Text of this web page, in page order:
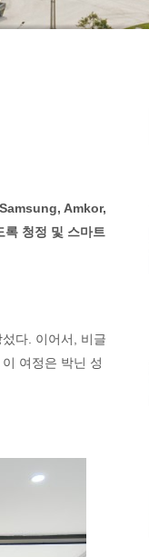
Amkor,
청정 및 스마트
다. 이어서, 비글
여정은 박닌 성